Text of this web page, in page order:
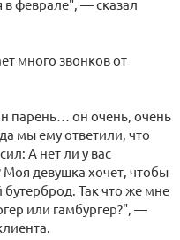
феврале", — сказал
много звонков от
парень… он очень, очень
мы ему ответили, что
А нет ли у вас
девушка хочет, чтобы
Так что же мне
или гамбургер?", —